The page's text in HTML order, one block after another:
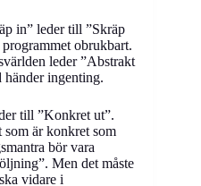
in” leder till ”Skräp
obrukbart.
leder ”Abstrakt
ingenting.
till ”Konkret ut”.
som är konkret som
bör vara
Men det måste
vidare i